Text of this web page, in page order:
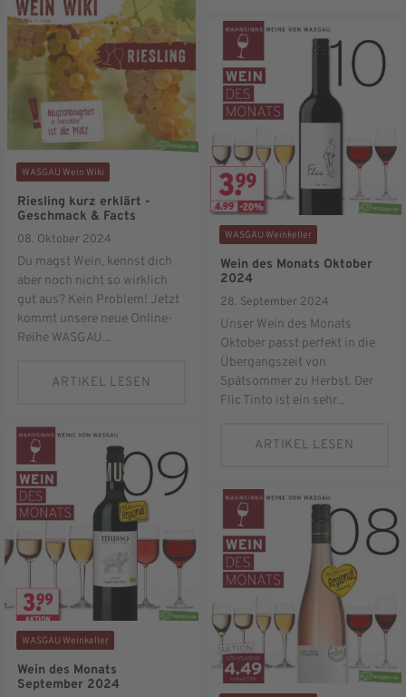
WASGAU Wein Wiki
Riesling kurz erklärt -
Geschmack & Facts
08. Oktober 2024
Du magst Wein, kennst dich
aber noch nicht so wirklich
gut aus? Kein Problem! Jetzt
kommt unsere neue Online-
Reihe WASGAU...
ARTIKEL LESEN
WASGAU Weinkeller
Wein des Monats
September 2024
WASGAU Weinkeller
Wein des Monats Oktober
2024
28. September 2024
Unser Wein des Monats
Oktober passt perfekt in die
Übergangszeit von
Spätsommer zu Herbst. Der
Flic Tinto ist ein sehr...
ARTIKEL LESEN